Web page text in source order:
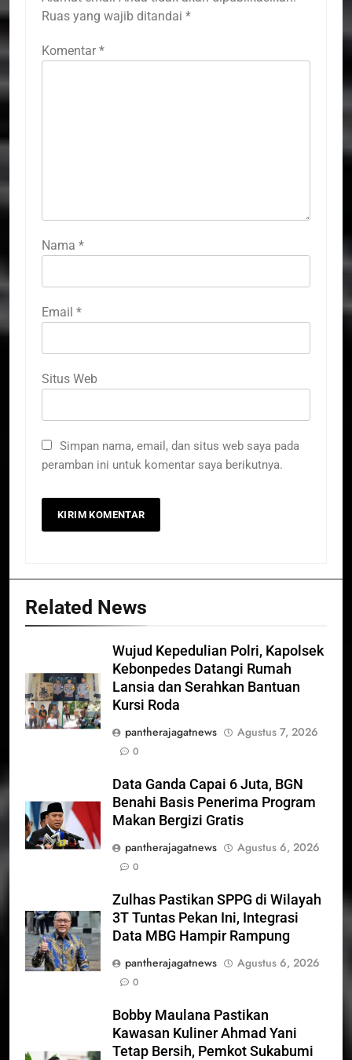
Ruas yang wajib ditandai *
Komentar *
Nama *
Email *
Situs Web
Simpan nama, email, dan situs web saya pada
peramban ini untuk komentar saya berikutnya.
Related News
Wujud Kepedulian Polri, Kapolsek
Kebonpedes Datangi Rumah
Lansia dan Serahkan Bantuan
Kursi Roda
pantherajagatnews
Agustus 7, 2026
0
Data Ganda Capai 6 Juta, BGN
Benahi Basis Penerima Program
Makan Bergizi Gratis
pantherajagatnews
Agustus 6, 2026
0
Zulhas Pastikan SPPG di Wilayah
3T Tuntas Pekan Ini, Integrasi
Data MBG Hampir Rampung
pantherajagatnews
Agustus 6, 2026
0
Bobby Maulana Pastikan
Kawasan Kuliner Ahmad Yani
Tetap Bersih, Pemkot Sukabumi